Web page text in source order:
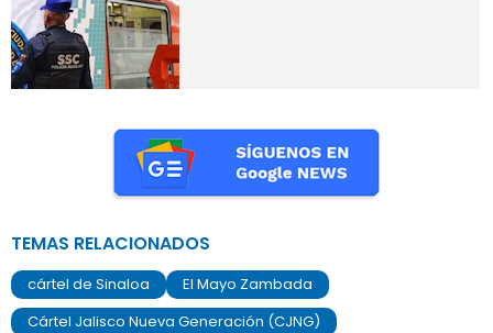
TEMAS RELACIONADOS
cártel de Sinaloa
El Mayo Zambada
Cártel Jalisco Nueva Generación (CJNG)